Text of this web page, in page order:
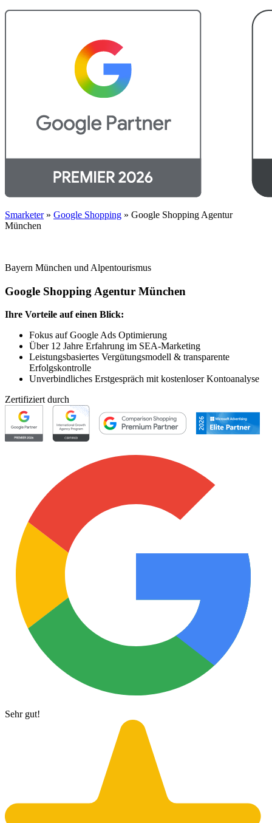
Smarketer» Google Shopping » Google Shopping Agentur
München
Bayern München und Alpentourismus
Google Shopping Agentur München
Ihre Vorteile auf einen Blick:
Fokus auf Google Ads Optimierung
Über 12 Jahre Erfahrung im SEA-Marketing
Leistungsbasiertes Vergütungsmodell & transparente
Erfolgskontrolle
Unverbindliches Erstgespräch mit kostenloser Kontoanalyse
Zertifiziert durch
Sehr gut!